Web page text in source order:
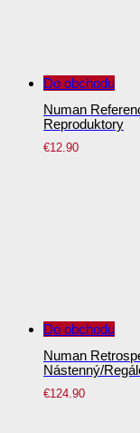
Do obchodu
Numan
Reproduktory
€12.90
Do obchodu
Numan
Nástenný/
€124.90